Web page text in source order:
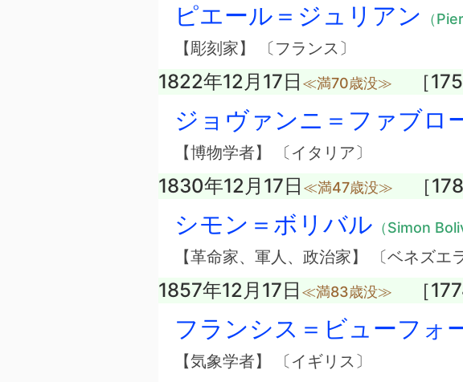
ピエール＝ジュリアン （
【彫刻家】 〔フランス〕
1822年12月17日 ≪満70歳没≫ ［
ジョヴァンニ＝ファブロ
【博物学者】 〔イタリア〕
1830年12月17日 ≪満47歳没≫ ［
シモン＝ボリバル （Simon
【革命家、軍人、政治家】 〔ベネズエラ
1857年12月17日 ≪満83歳没≫ ［
フランシス＝ビューフォ
【気象学者】 〔イギリス〕